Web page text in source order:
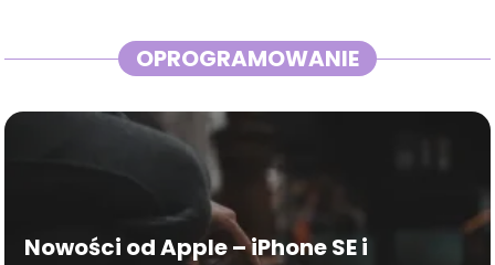
OPROGRAMOWANIE
Nowości od Apple – iPhone SE i